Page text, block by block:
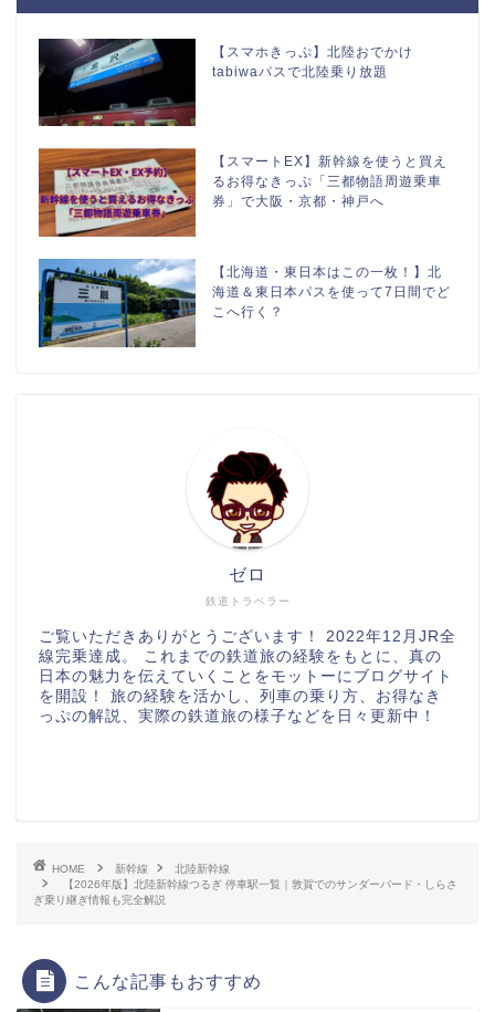
【スマホきっぷ】北陸おでかけ
tabiwaパスで北陸乗り放題
【スマートEX】新幹線を使うと買え
るお得なきっぷ「三都物語周遊乗車
券」で大阪・京都・神戸へ
【北海道・東日本はこの一枚！】北
海道＆東日本パスを使って7日間でど
こへ行く？
鉄道トラベラー
ゼロ
ご覧いただきありがとうございます！ 2022年12月JR全
線完乗達成。 これまでの鉄道旅の経験をもとに、真の
日本の魅力を伝えていくことをモットーにブログサイト
を開設！ 旅の経験を活かし、列車の乗り方、お得なき
っぷの解説、実際の鉄道旅の様子などを日々更新中！
HOME 新幹線
北陸新幹線
【2026年版】北陸新幹線つるぎ 停車駅一覧｜敦賀でのサンダーバード・しらさ
ぎ乗り継ぎ情報も完全解説
こんな記事もおすすめ